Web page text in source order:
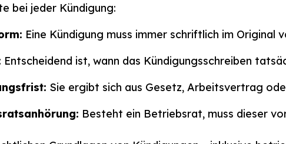
bei jeder Kündigung:
Eine Kündigung muss immer schriftlich im Original
Entscheidend ist, wann das Kündigungsschreiben
Sie ergibt sich aus Gesetz, Arbeitsvertrag
Besteht ein Betriebsrat, muss dieser